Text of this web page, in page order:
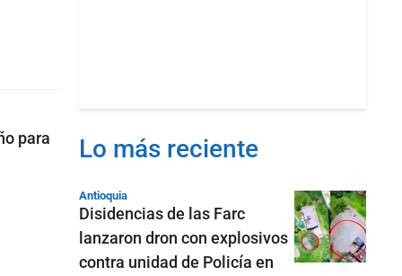
para
Lo más reciente
Antioquia
Disidencias de las Farc
lanzaron dron con explosivos
contra unidad de Policía en